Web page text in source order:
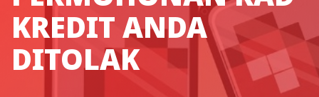
KREDIT ANDA
DITOLAK